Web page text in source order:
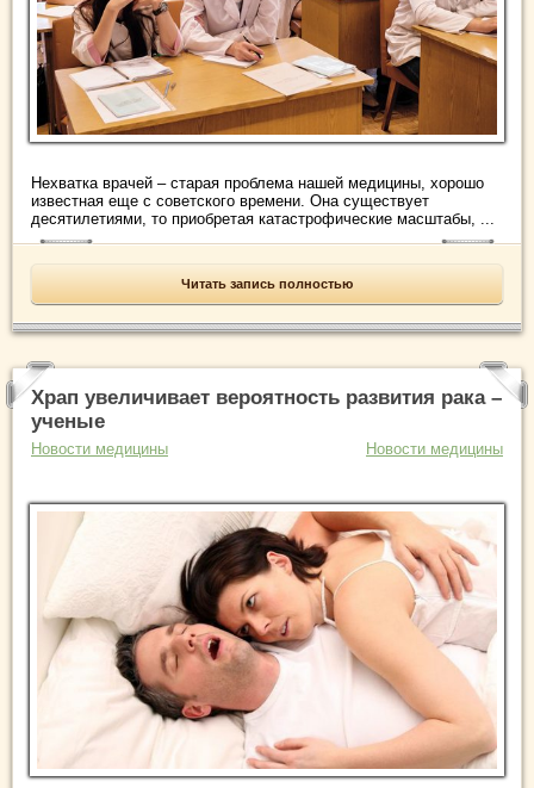
Нехватка врачей – старая проблема нашей медицины, хорошо
известная еще с советского времени. Она существует
десятилетиями, то приобретая катастрофические масштабы, ...
Читать запись полностью
Храп увеличивает вероятность развития рака –
ученые
Новости медицины Новости медицины